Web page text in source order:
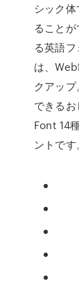
シック
ること
る英語
は、
クアッ
できる
Font 14
ントで